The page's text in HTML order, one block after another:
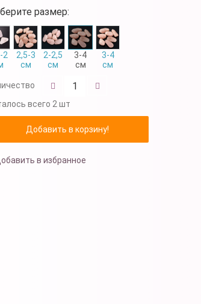
размер:
2
2,5-3
см
2-2,5
см
3-4
см
3-4
см
всего 2 шт
в избранное